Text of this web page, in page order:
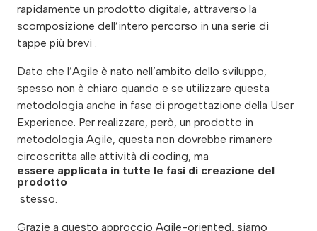
rapidamente un prodotto digitale, attraverso la
scomposizione dell’intero percorso in una serie di
tappe più brevi .
Dato che l’Agile è nato nell’ambito dello sviluppo,
spesso non è chiaro quando e se utilizzare questa
metodologia anche in fase di progettazione della User
Experience. Per realizzare, però, un prodotto in
metodologia Agile, questa non dovrebbe rimanere
circoscritta alle attività di coding, ma
essere applicata in tutte le fasi di creazione del
prodotto
stesso.
Grazie a questo approccio Agile-oriented, siamo